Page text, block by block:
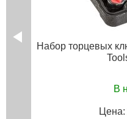
Набор торцевых
В
Цена: